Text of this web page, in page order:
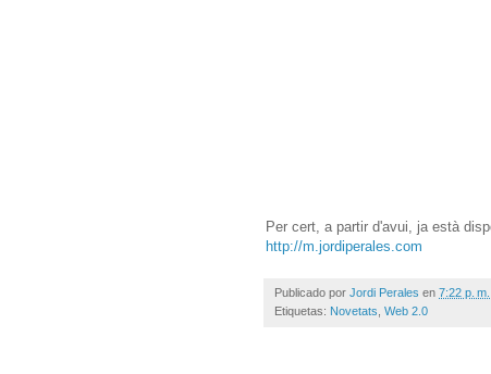
Per cert, a partir d'avui, ja està
http://m.jordiperales.com
Publicado por Jordi Perales en 7:22 p. m.
Etiquetas: Novetats Web 2.0